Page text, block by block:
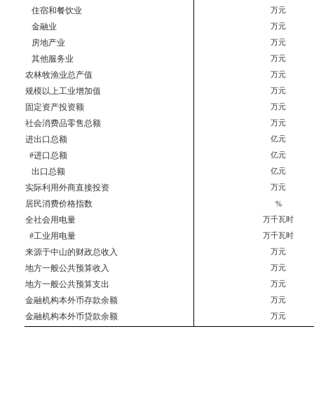
住宿和餐饮业 万元
金融业 万元
房地产业 万元
其他服务业 万元
农林牧渔业总产值 万元
规模以上工业增加值 万元
固定资产投资额 万元
社会消费品零售总额 万元
进出口总额 亿元
#进口总额 亿元
出口总额 亿元
实际利用外商直接投资 万元
居民消费价格指数 %
全社会用电量 万千瓦时
#工业用电量 万千瓦时
来源于中山的财政总收入 万元
地方一般公共预算收入 万元
地方一般公共预算支出 万元
金融机构本外币存款余额 万元
金融机构本外币贷款余额 万元